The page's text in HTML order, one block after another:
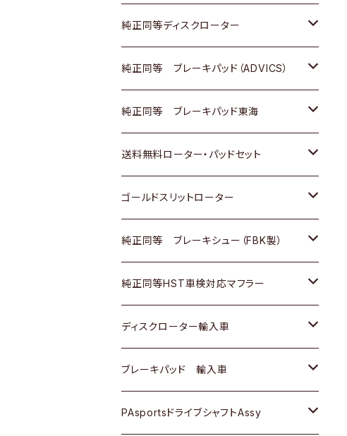
マツダ
三菱
スバル
日野
三菱ふそう
ＢＭＷ
ダイハツ
マツダ
三菱
日野
三菱ふそう
ダイハツ
三菱
日野
三菱ふそう
その他
日産
ダイハツ
マツダ
三菱
スバル
スズキ
日産
いすゞ
ダイハツ
マツダ
三菱
スバル
日産
いすゞ
ダイハツ
マツダ
三菱
トヨタ
ホンダ
スズキ
日産
ダイハツ
マツダ
三菱
スバル
純正同等ディスクローター
トヨタ
ホンダ
スズキ
日産
いすゞ
ダイハツ
マツダ
三菱
スバル
純正同等 ブレーキパッド（ADVICS）
トヨタ
ホンダ
スズキ
日産
ダイハツ
マツダ
三菱
スバル
純正同等 ブレーキパッド東海
トヨタ
ホンダ
日産
いすゞ
ダイハツ
マツダ
三菱
送料無料ローター・パッドセット
トヨタ
ホンダ
スズキ
日産
ダイハツ
マツダ
ゴールドスリットローター
トヨタ
ホンダ
スズキ
日産
ダイハツ
純正同等 ブレーキシュー（FBK製）
ホンダ
スズキ
日産
ダイハツ
純正同等HST車検対応マフラー
トヨタ
ホンダ
スズキ
ディスクローター輸入車
ＡＵＤＩ
ＢＥＮＺ
ブレーキパッド 輸入車
ＢＥＮＺ
PAsportsドライブシャフトAssy